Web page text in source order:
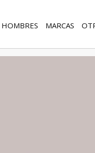
ABRIR
HOMBRES MARCAS